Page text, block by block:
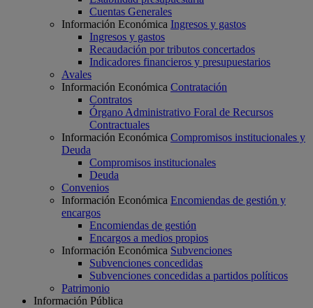
Cuentas Generales
Información Económica Ingresos y gastos
Ingresos y gastos
Recaudación por tributos concertados
Indicadores financieros y presupuestarios
Avales
Información Económica Contratación
Contratos
Órgano Administrativo Foral de Recursos
Contractuales
Información Económica Compromisos institucionales y
Deuda
Compromisos institucionales
Deuda
Convenios
Información Económica Encomiendas de gestión y
encargos
Encomiendas de gestión
Encargos a medios propios
Información Económica Subvenciones
Subvenciones concedidas
Subvenciones concedidas a partidos políticos
Patrimonio
Información Pública